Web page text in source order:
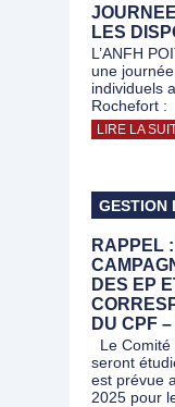
LES
L’ANFH
une
individuels
LIRE LA
GESTION
RAPPEL
DES EP
DU CPF
Le Comité
seront
est prévue
2025 pour